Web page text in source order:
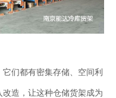
们都有密集存储、空间利
造，让这种仓储货架成为